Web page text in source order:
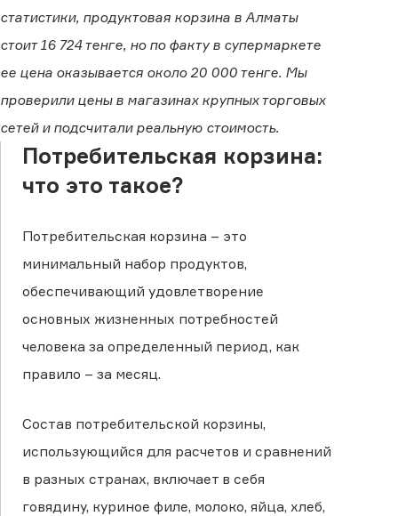
статистики, продуктовая корзина в Алматы
стоит 16 724 тенге, но по факту в супермаркете
ее цена оказывается около 20 000 тенге. Мы
проверили цены в магазинах крупных торговых
сетей и подсчитали реальную стоимость.
Потребительская корзина:
что это такое?
Потребительская корзина – это
минимальный набор продуктов,
обеспечивающий удовлетворение
основных жизненных потребностей
человека за определенный период, как
правило – за месяц.
Состав потребительской корзины,
использующийся для расчетов и сравнений
в разных странах, включает в себя
говядину, куриное филе, молоко, яйца, хлеб,